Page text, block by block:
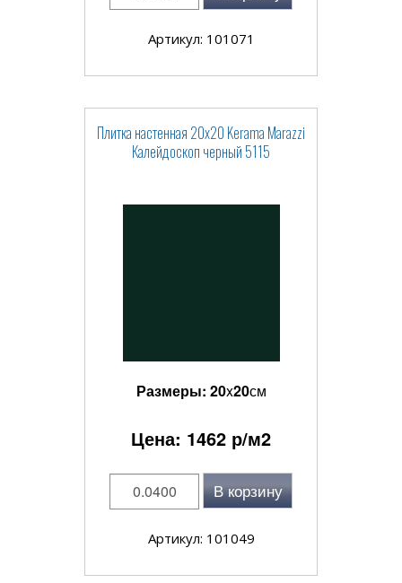
Артикул: 101071
Плитка настенная 20x20 Kerama Marazzi
Калейдоскоп черный 5115
Размеры: 20x20см
Цена: 1462 р/м2
В корзину
Артикул: 101049